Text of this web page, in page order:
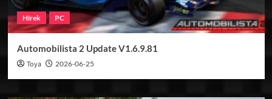
Hírek PC
Automobilista 2 Update V1.6.9.81
Toya 2026-06-25